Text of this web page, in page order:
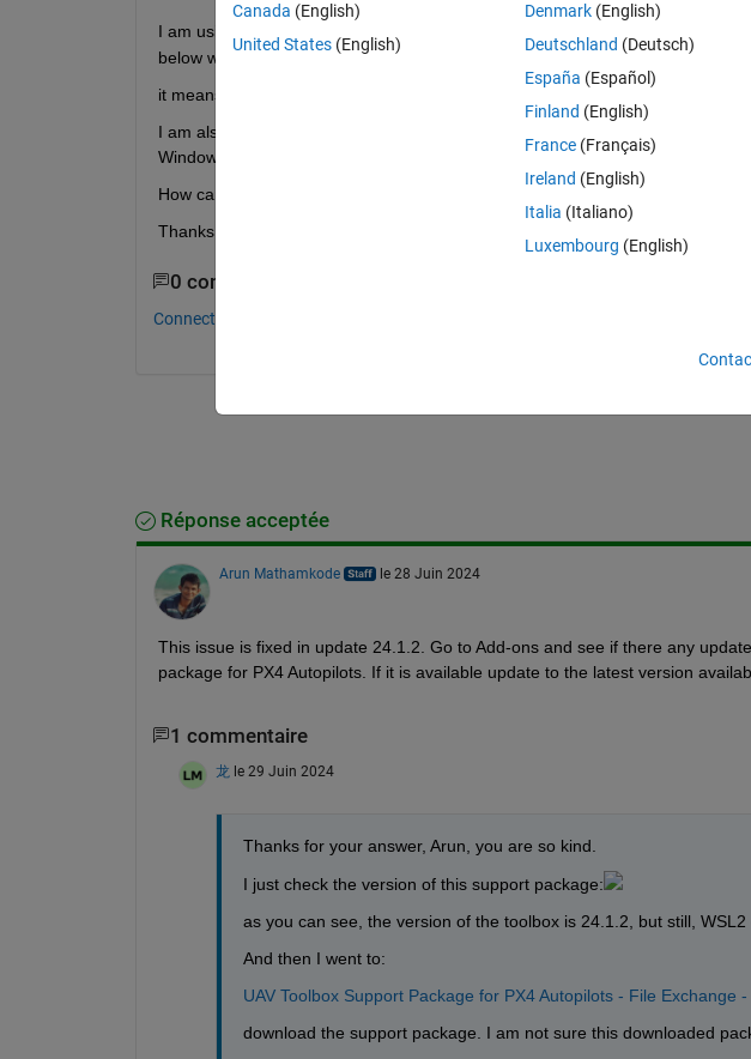
I am using a toolbox called uav toolbox support package for px4 autopilot,
below would show up:
it means I have to install WSL2, but actually, I had installed WSL2, it just can
I am also find the answer that I should change the display language to
Windows11 is a single language version, so I can not change the language to
How can I get Matlab find the WSL2 on my PC?(there is one, I am sure)
Thanks for your answers.
0 commentaires
Connectez-vous pour commenter.
Réponse acceptée
Arun Mathamkode le 28 Juin 2024
This issue is fixed in update 24.1.2. Go to Add-ons and see if there any
package for PX4 Autopilots. If it is available update to the latest version
1 commentaire
龙 le 29 Juin 2024
Thanks for your answer, Arun, you are so kind.
I just check the version of this support package:
as you can see, the version of the toolbox is 24.1.2, but still,
And then I went to:
UAV Toolbox Support Package for PX4 Autopilots - File Exchange
download the support package. I am not sure this downloaded
Canada (English)
United States (English)
Denmark (English)
Deutschland (Deutsch)
España (Español)
Finland (English)
France (Français)
Ireland (English)
Italia (Italiano)
Luxembourg (English)